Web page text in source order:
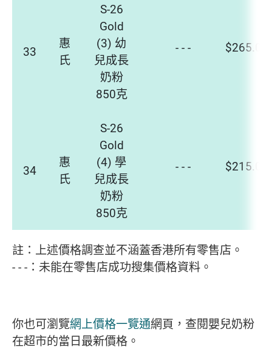
33
惠
氏
S-26
Gold
(3) 幼
兒成長
奶粉
850克
- - - $265.0 -
34
惠
氏
S-26
Gold
(4) 學
兒成長
奶粉
850克
- - - $215.0 -
註：上述價格調查並不涵蓋香港所有零售店。
- - - ：未能在零售店成功搜集價格資料。
你也可瀏覽網上價格一覽通網頁，查閱嬰兒奶粉
在超市的當日最新價格。